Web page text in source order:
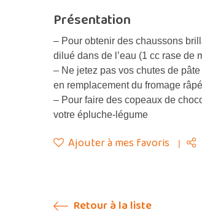
Présentation
– Pour obtenir des chaussons
dilué dans de l’eau (1 cc rase de
– Ne jetez pas vos chutes de
en remplacement du fromage
– Pour faire des copeaux de
votre épluche-légume
Ajouter à mes favoris
Retour à la liste